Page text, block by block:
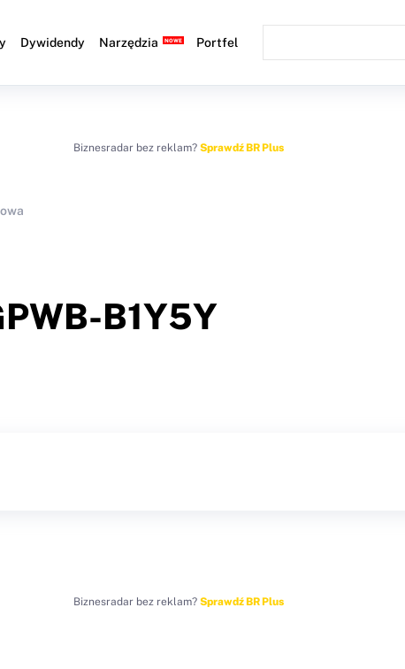
Dywidendy Narzędzia Portfel
Biznesradar bez reklam? Sprawdź BR Plus
B1Y5Y
Biznesradar bez reklam? Sprawdź BR Plus